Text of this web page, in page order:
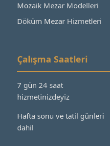
Mozaik Mezar Modelleri
Döküm Mezar Hizmetleri
Çalışma Saatleri
7 gün 24 saat
hizmetinizdeyiz
Hafta sonu ve tatil günleri
dahil